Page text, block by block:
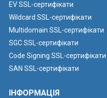
EV SSL-сертифікати
Wildcard SSL-сертифікати
Multidomain SSL-сертифікати
SGC SSL-сертифікати
Code Signing SSL-сертифікати
SAN SSL-сертифікати
ІНФОРМАЦІЯ